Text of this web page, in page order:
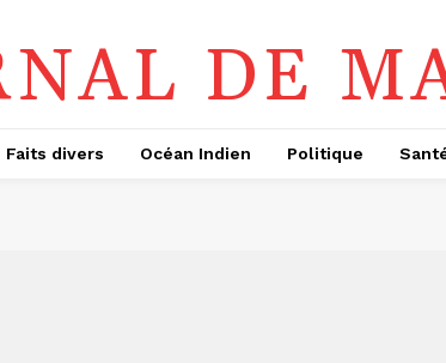
DE
Faits divers Océan Indien Politique